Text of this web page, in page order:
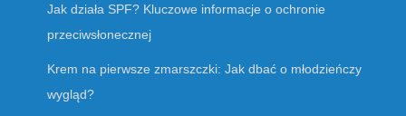
Jak działa SPF? Kluczowe informacje o ochronie
przeciwsłonecznej
Krem na pierwsze zmarszczki: Jak dbać o młodzieńczy
wygląd?